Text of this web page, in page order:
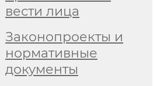
вести лица
Законопроекты и
нормативные
документы